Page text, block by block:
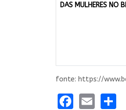
DAS MULHERES NO
fonte: https://